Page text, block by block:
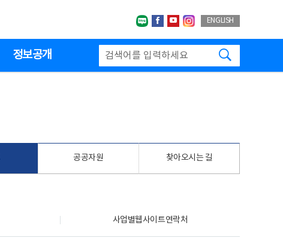
네이버블로그
페이스북
유투브인스타그랩
ENGLISH
정보공개
공공자원 찾아오시는 길
사업별웹사이트연락처